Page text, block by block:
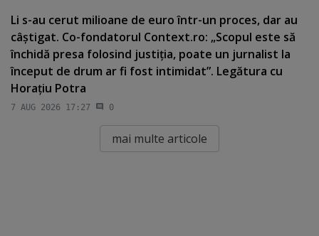
Li s-au cerut milioane de euro într-un proces, dar au
câştigat. Co-fondatorul Context.ro: „Scopul este să
închidă presa folosind justiţia, poate un jurnalist la
început de drum ar fi fost intimidat”. Legătura cu
Horaţiu Potra
7 AUG 2026 17:27 0
mai multe articole